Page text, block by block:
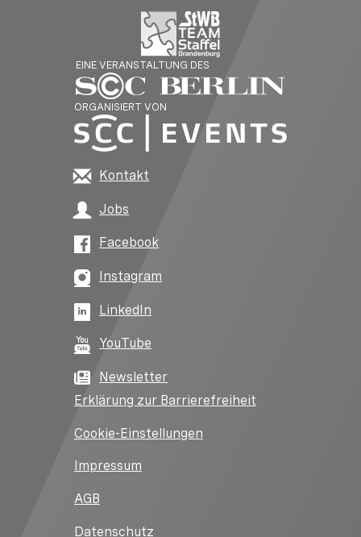
EINE VERANSTALTUNG DES
ORGANISIERT VON
Kontakt
Jobs
Facebook
Instagram
LinkedIn
YouTube
Newsletter
Erklärung zur Barrierefreiheit
Cookie-Einstellungen
Impressum
AGB
Datenschutz